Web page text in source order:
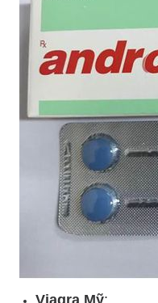
Viagra Mỹ: